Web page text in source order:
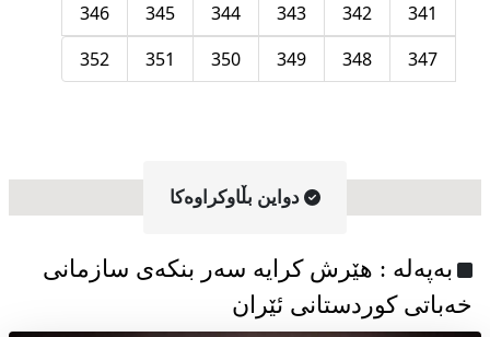
341
342
343
344
345
346
347
348
349
350
351
352
دواین بڵاوکراوه‌کا
به‌په‌له‌ : هێرش کرایە سەر بنکەی سازمانی
خەباتی کوردستانی ئێران